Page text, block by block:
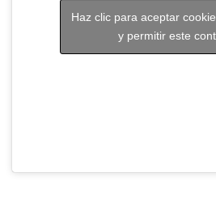
Haz clic para aceptar
y permitir este